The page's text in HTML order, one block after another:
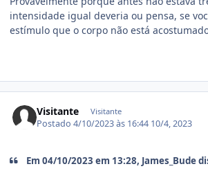
intensidade igual deveria ou pensa, se
estímulo que o corpo não está
Visitante Visitante
Postado4/10/2023 às 16:44 10/4, 2023
Em 04/10/2023 em 13:28, James_Bude